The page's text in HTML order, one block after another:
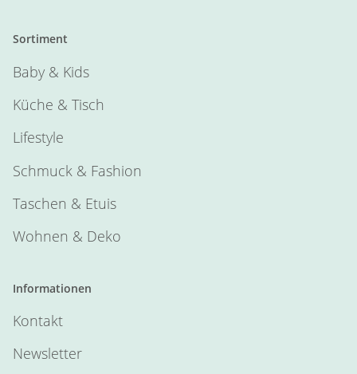
Sortiment
Baby & Kids
Küche & Tisch
Lifestyle
Schmuck & Fashion
Taschen & Etuis
Wohnen & Deko
Informationen
Kontakt
Newsletter